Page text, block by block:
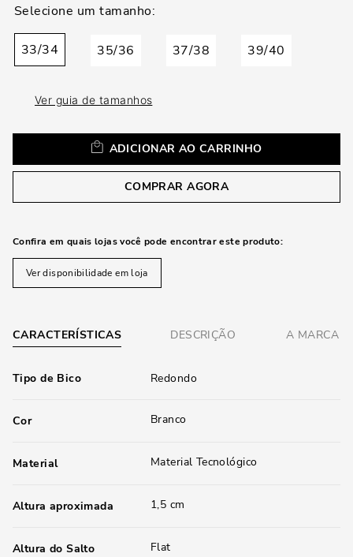
33/34 35/36 37/38 39/40
Ver guia de tamanhos
ADICIONAR AO CARRINHO
COMPRAR AGORA
Confira em quais lojas você pode encontrar este produto:
Ver disponibilidade em loja
CARACTERÍSTICAS DESCRIÇÃO A MARCA
Tipo de Bico Redondo
Cor Branco
Material Material Tecnológico
Altura aproximada 1,5 cm
Altura do Salto Flat